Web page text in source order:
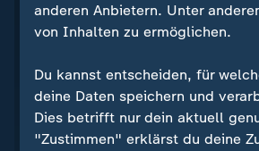
anderen Anbietern. Unter
von Inhalten zu ermöglichen.
Du kannst entscheiden, für
deine Daten speichern und
Dies betrifft nur dein aktuell
"Zustimmen" erklärst du deine